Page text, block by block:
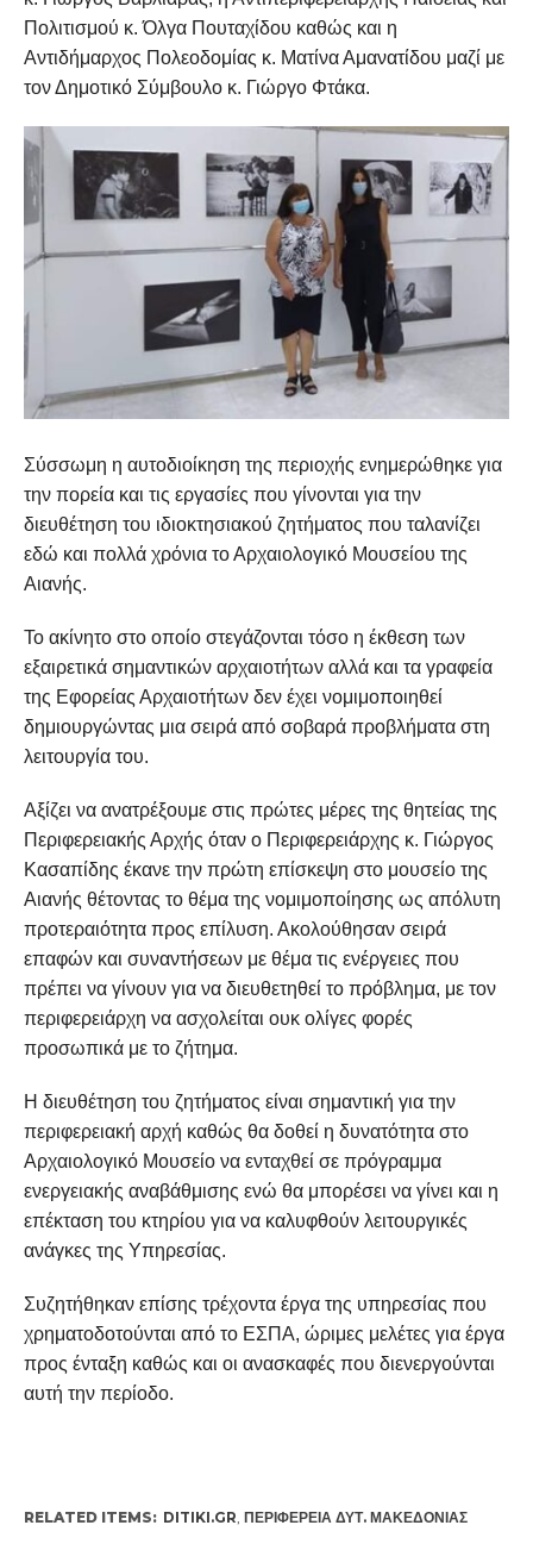
Πολιτισμού κ. Όλγα Πουταχίδου καθώς και η
Αντιδήμαρχος Πολεοδομίας κ. Ματίνα Αμανατίδου μαζί με
τον Δημοτικό Σύμβουλο κ. Γιώργο Φτάκα.
Σύσσωμη η αυτοδιοίκηση της περιοχής ενημερώθηκε για
την πορεία και τις εργασίες που γίνονται για την
διευθέτηση του ιδιοκτησιακού ζητήματος που ταλανίζει
εδώ και πολλά χρόνια το Αρχαιολογικό Μουσείου της
Αιανής.
Το ακίνητο στο οποίο στεγάζονται τόσο η έκθεση των
εξαιρετικά σημαντικών αρχαιοτήτων αλλά και τα γραφεία
της Εφορείας Αρχαιοτήτων δεν έχει νομιμοποιηθεί
δημιουργώντας μια σειρά από σοβαρά προβλήματα στη
λειτουργία του.
Αξίζει να ανατρέξουμε στις πρώτες μέρες της θητείας της
Περιφερειακής Αρχής όταν ο Περιφερειάρχης κ. Γιώργος
Κασαπίδης έκανε την πρώτη επίσκεψη στο μουσείο της
Αιανής θέτοντας το θέμα της νομιμοποίησης ως απόλυτη
προτεραιότητα προς επίλυση. Ακολούθησαν σειρά
επαφών και συναντήσεων με θέμα τις ενέργειες που
πρέπει να γίνουν για να διευθετηθεί το πρόβλημα, με τον
περιφερειάρχη να ασχολείται ουκ ολίγες φορές
προσωπικά με το ζήτημα.
Η διευθέτηση του ζητήματος είναι σημαντική για την
περιφερειακή αρχή καθώς θα δοθεί η δυνατότητα στο
Αρχαιολογικό Μουσείο να ενταχθεί σε πρόγραμμα
ενεργειακής αναβάθμισης ενώ θα μπορέσει να γίνει και η
επέκταση του κτηρίου για να καλυφθούν λειτουργικές
ανάγκες της Υπηρεσίας.
Συζητήθηκαν επίσης τρέχοντα έργα της υπηρεσίας που
χρηματοδοτούνται από το ΕΣΠΑ, ώριμες μελέτες για έργα
προς ένταξη καθώς και οι ανασκαφές που διενεργούνται
αυτή την περίοδο.
RELATED ITEMS: DITIKI.GR ΠΕΡΙΦΈΡΕΙΑ ΔΥΤ. ΜΑΚΕΔΟΝΊΑΣ